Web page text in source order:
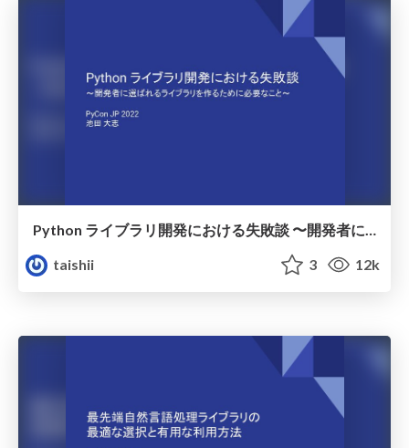
Python ライブラリ開発における失敗談 〜開発者に選ばれるライブラリを作るために必要なこと〜 / pycon-jp-2022
taishii
3 12k